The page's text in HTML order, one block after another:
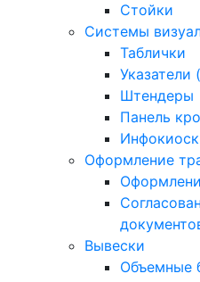
Стойки
Системы
Таблички
Указатели
Штендеры
Панель
Инфокиоск
Оформление
Вывески
Объемные